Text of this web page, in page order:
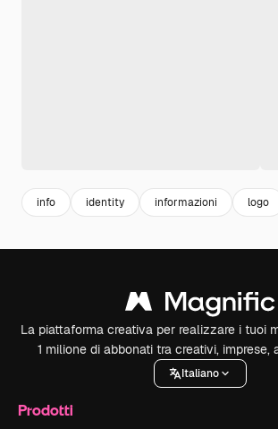
info identity informazioni logo
La piattaforma creativa per realizzare i tuoi
1 milione di abbonati tra creativi, imprese,
Italiano
Prodotti